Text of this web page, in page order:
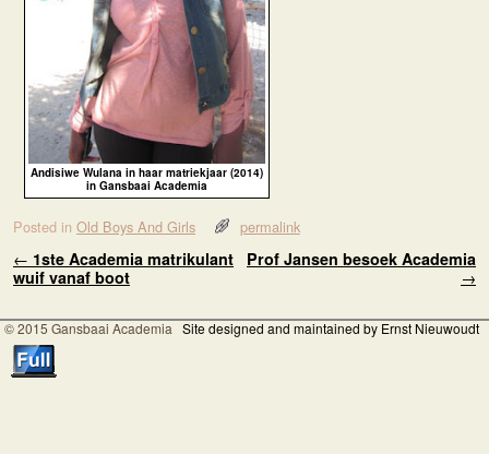
Andisiwe Wulana in haar matriekjaar (2014)
in Gansbaai Academia
Posted in Old Boys And Girls permalink
Post navigation
← 1ste Academia matrikulant
wuif vanaf boot
Prof Jansen besoek Academia
→
© 2015 Gansbaai Academia Site designed and maintained by Ernst Nieuwoudt